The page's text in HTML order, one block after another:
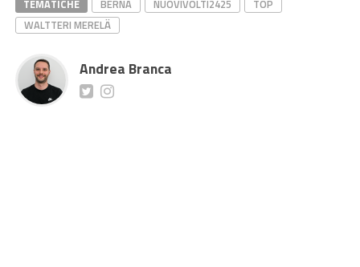
TEMATICHE BERNA NUOVIVOLTI2425
TOP
WALTTERI MERELÄ
Andrea Branca